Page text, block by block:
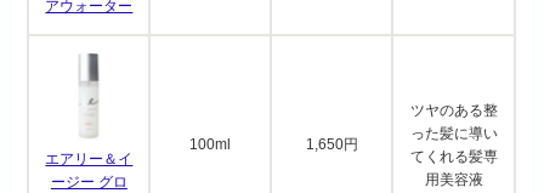
アウォーター
エアリー＆イ
ージー グロ
100ml 1,650円
ツヤのある整
った髪に導い
てくれる髪専
用美容液